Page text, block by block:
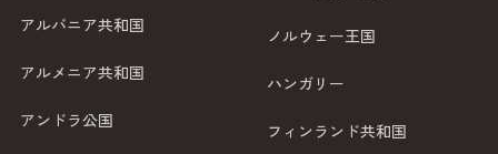
アルバニア共和国
アルメニア共和国
アンドラ公国
ノルウェー王国
ハンガリー
フィンランド共和国